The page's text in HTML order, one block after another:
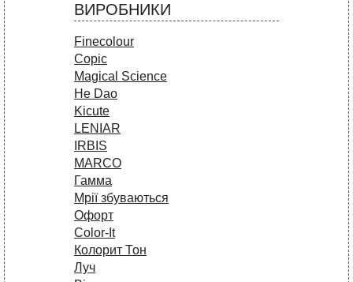
ВИРОБНИКИ
Finecolour
Copic
Magical Science
He Dao
Kicute
LENIAR
IRBIS
MARCO
Гамма
Мрії збуваються
Офорт
Сolor-It
Колорит Тон
Луч